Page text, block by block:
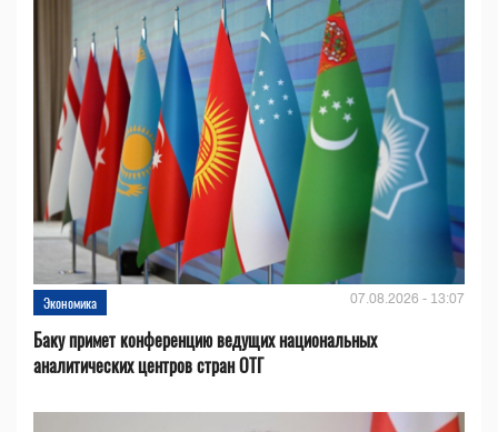
Экономика 07.08.2026 - 13:07
Баку примет конференцию ведущих национальных
аналитических центров стран ОТГ